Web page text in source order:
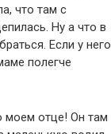
что там с
Ну а что в
Если у него
полегче
моем отце! Он там